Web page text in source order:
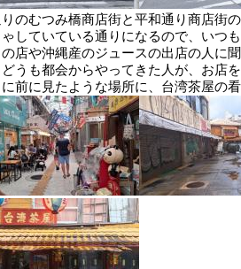
のむつみ橋商店街と平和通り商店街
ゃしていている通りになるので、いつ
店や沖縄産のジュースの出店の人に
うも都会からやってきた人が、お店
に前に見たような場所に、台湾茶屋の